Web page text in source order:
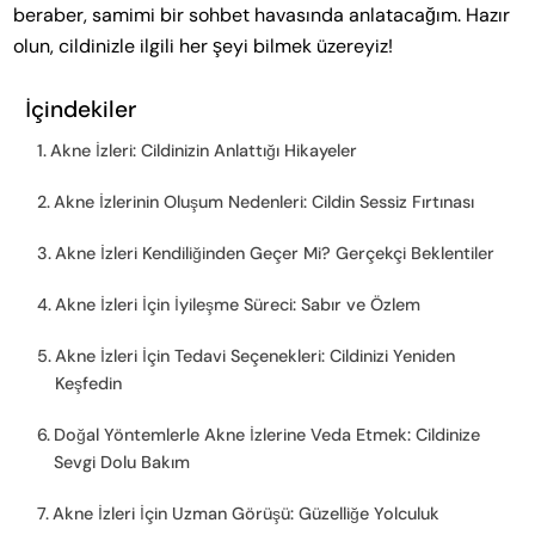
beraber, samimi bir sohbet havasında anlatacağım. Hazır
olun, cildinizle ilgili her şeyi bilmek üzereyiz!
İçindekiler
Akne İzleri: Cildinizin Anlattığı Hikayeler
Akne İzlerinin Oluşum Nedenleri: Cildin Sessiz Fırtınası
Akne İzleri Kendiliğinden Geçer Mi? Gerçekçi Beklentiler
Akne İzleri İçin İyileşme Süreci: Sabır ve Özlem
Akne İzleri İçin Tedavi Seçenekleri: Cildinizi Yeniden
Keşfedin
Doğal Yöntemlerle Akne İzlerine Veda Etmek: Cildinize
Sevgi Dolu Bakım
Akne İzleri İçin Uzman Görüşü: Güzelliğe Yolculuk